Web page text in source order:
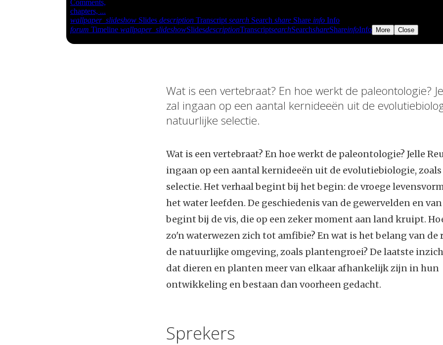
Wat is een vertebraat? En hoe werkt de paleontologie?
zal ingaan op een aantal kernideeën uit de
natuurlijke selectie.
Wat is een vertebraat? En hoe werkt de paleontologie? Jelle
ingaan op een aantal kernideeën uit de evolutiebiologie,
selectie. Het verhaal begint bij het begin: de vroege
het water leefden. De geschiedenis van de gewervelden en
begint bij de vis, die op een zeker moment aan land kruipt.
zo'n waterwezen zich tot amfibie? En wat is het belang van de
de natuurlijke omgeving, zoals plantengroei? De laatste
dat dieren en planten meer van elkaar afhankelijk zijn in hun
ontwikkeling en bestaan dan voorheen gedacht.
Sprekers